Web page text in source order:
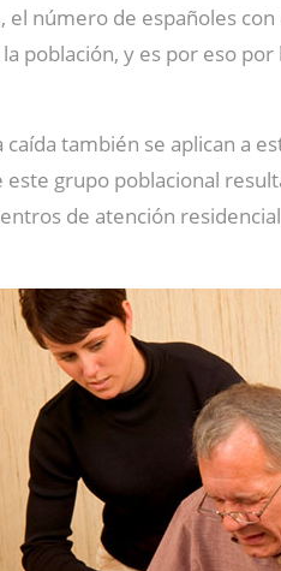
número de españoles
población, y es por eso por
también se aplican a
grupo poblacional
de atención